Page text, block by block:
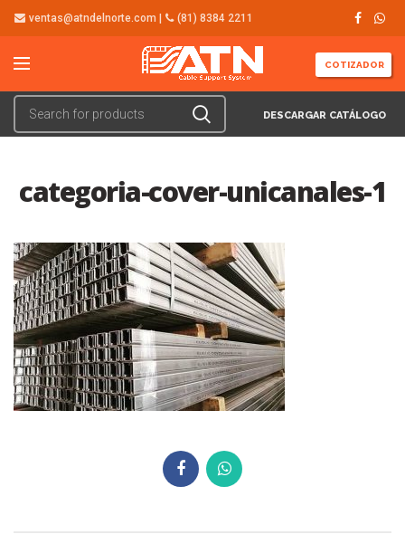
ventas@atndelnorte.com | (81) 8384 2211
COTIZADOR
DESCARGAR CATÁLOGO
categoria-cover-unicanales-1